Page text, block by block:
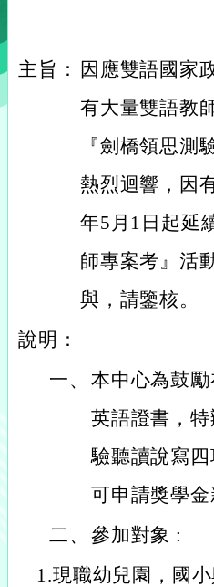
主旨：
因應雙語國家
有大量雙語教
『劍橋領思
熱烈迴響，因
年5月1日起延
師專案考』活
與，請鑒核。
說明：
一、 本中心為鼓
英語證書，
驗聽讀說寫
可申請獎學
二、 參加對象 :
1.現職幼兒園，國